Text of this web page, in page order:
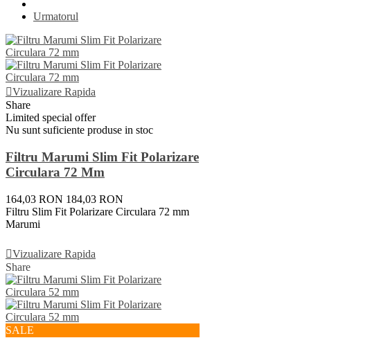
Urmatorul
Vizualizare Rapida
Share
Limited special offer
Nu sunt suficiente produse in stoc
Filtru Marumi Slim Fit Polarizare
Circulara 72 Mm
164,03 RON 184,03 RON
Filtru Slim Fit Polarizare Circulara 72 mm
Marumi
Vizualizare Rapida
Share
SALE